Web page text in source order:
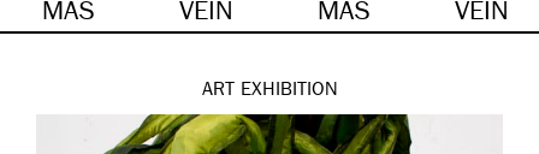
MÁS VEIN MÁS VEIN
ART EXHIBITION